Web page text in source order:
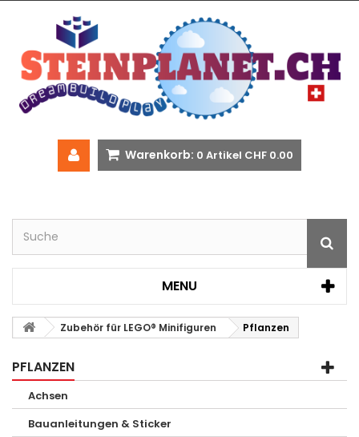
Warenkorb: 0 Artikel CHF 0.00
MENU
Zubehör für LEGO® Minifiguren Pflanzen
PFLANZEN
Achsen
Bauanleitungen & Sticker